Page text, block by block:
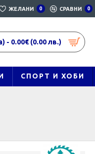
ЖЕЛАНИ 0 СРАВНИ 0
- 0.00€ (0.00 лв.)
СПОРТ И ХОБИ